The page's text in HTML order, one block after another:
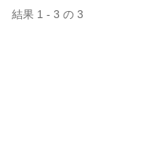
す。ファンの速度と騒
結果 1 - 3 の 3